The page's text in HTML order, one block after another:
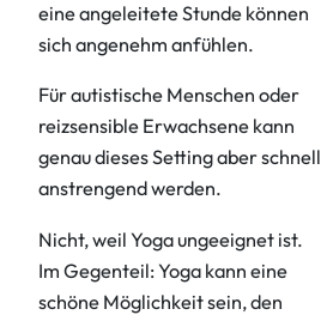
eine angeleitete Stunde können
sich angenehm anfühlen.
Für autistische Menschen oder
reizsensible Erwachsene kann
genau dieses Setting aber schnell
anstrengend werden.
Nicht, weil Yoga ungeeignet ist.
Im Gegenteil: Yoga kann eine
schöne Möglichkeit sein, den